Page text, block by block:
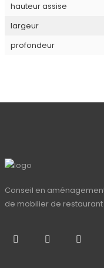
hauteur assise
largeur
profondeur
Conseil en
de mobilier de